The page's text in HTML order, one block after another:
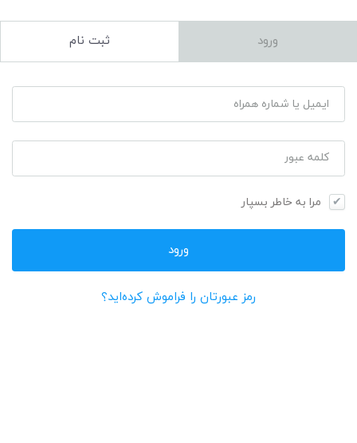
ورود ثبت نام
ایمیل یا شماره همراه
کلمه عبور
مرا به خاطر بسپار
رمز عبورتان را فراموش کرده‌اید؟